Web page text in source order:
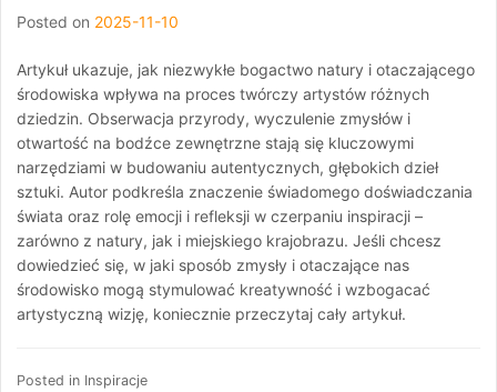
Posted on 2025-11-10
Artykuł ukazuje, jak niezwykłe bogactwo natury i otaczającego
środowiska wpływa na proces twórczy artystów różnych
dziedzin. Obserwacja przyrody, wyczulenie zmysłów i
otwartość na bodźce zewnętrzne stają się kluczowymi
narzędziami w budowaniu autentycznych, głębokich dzieł
sztuki. Autor podkreśla znaczenie świadomego doświadczania
świata oraz rolę emocji i refleksji w czerpaniu inspiracji –
zarówno z natury, jak i miejskiego krajobrazu. Jeśli chcesz
dowiedzieć się, w jaki sposób zmysły i otaczające nas
środowisko mogą stymulować kreatywność i wzbogacać
artystyczną wizję, koniecznie przeczytaj cały artykuł.
Posted in Inspiracje